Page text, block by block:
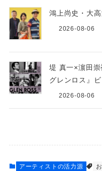
鴻上尚史・大
2026-08-06
堤 真一×濵田崇
グレンロス』
2026-08-06
アーティストの活力源